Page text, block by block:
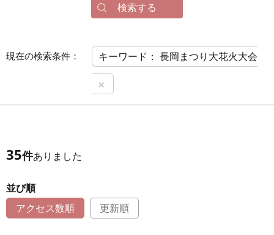
検索する
現在の検索条件： キーワード： 長岡まつり大花火大会
×
35件ありました
並び順
アクセス数順
更新順